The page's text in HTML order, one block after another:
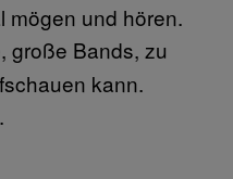
mögen und hören.
große Bands, zu
kann.